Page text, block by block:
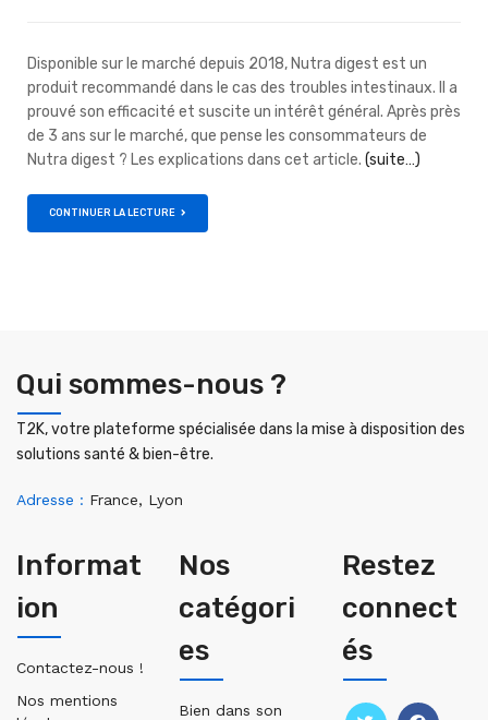
Disponible sur le marché depuis 2018, Nutra digest est un
produit recommandé dans le cas des troubles intestinaux. Il a
prouvé son efficacité et suscite un intérêt général. Après près
de 3 ans sur le marché, que pense les consommateurs de
Nutra digest ? Les explications dans cet article. (suite…)
CONTINUER LA LECTURE
Qui sommes-nous ?
T2K, votre plateforme spécialisée dans la mise à disposition des
solutions santé & bien-être.
Adresse : France, Lyon
Informat
Ion
Contactez-nous !
Nos mentions
Nos
catégori
es
Bien dans son
Restez
connect
és